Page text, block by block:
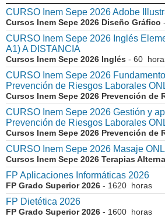
CURSO Inem Sepe 2026 Adobe
Cursos Inem Sepe 2026 Diseño Gráfico
CURSO Inem Sepe 2026 Inglés
A1) A DISTANCIA
Cursos Inem Sepe 2026 Inglés - 60
CURSO Inem Sepe 2026
Prevención de Riesgos Laborales
Cursos Inem Sepe 2026 Prevención de
CURSO Inem Sepe 2026 Gestión y
Prevención de Riesgos Laborales
Cursos Inem Sepe 2026 Prevención de
CURSO Inem Sepe 2026 Masaje
Cursos Inem Sepe 2026 Terapias
FP Aplicaciones Informáticas 2026
FP Grado Superior 2026 - 1620 horas
FP Dietética 2026
FP Grado Superior 2026 - 1600 horas